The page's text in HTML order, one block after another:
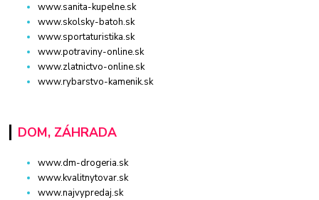
www.sanita-kupelne.sk
www.skolsky-batoh.sk
www.sportaturistika.sk
www.potraviny-online.sk
www.zlatnictvo-online.sk
www.rybarstvo-kamenik.sk
DOM, ZÁHRADA
www.dm-drogeria.sk
www.kvalitnytovar.sk
www.najvypredaj.sk